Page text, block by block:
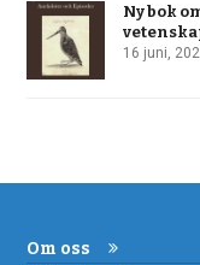
Ny bok
16 juni,
Om oss